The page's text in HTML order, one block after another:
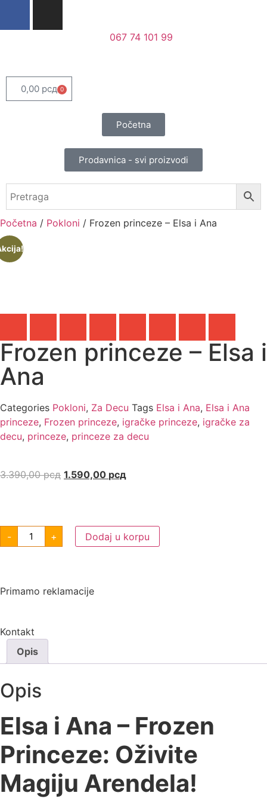
067 74 101 99
0,00 рсд 0
Početna
Prodavnica - svi proizvodi
Početna / Pokloni / Frozen princeze – Elsa i Ana
Frozen princeze – Elsa i
Ana
Categories Pokloni, Za Decu Tags Elsa i Ana, Elsa i Ana
princeze, Frozen princeze, igračke princeze, igračke za
decu, princeze, princeze za decu
3.390,00рсд 1.590,00 рсд
- + Dodaj u korpu
Primamo reklamacije
Kontakt
Opis
Opis
Elsa i Ana – Frozen
Princeze: Oživite
Magiju Arendela!